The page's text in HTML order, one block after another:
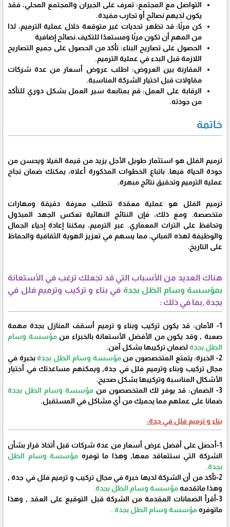
التواصل مع المجتمع: تعرف على الجيران والمجتمع المحلي، فقد
يكون لديهم نصائح أو تجارب مفيدة.
كن مرنًا: قد تظهر تحديات غير متوقعة خلال عملية الترميم، لذا
من المهم أن تكون مرنًا ومستعدًا للتكيف.نصائح إضافية
الحصول على تصاريح البناء: تأكد من الحصول على جميع التصاريح
اللازمة قبل البدء في عملية الترميم.
المقارنة بين العروض: اطلب عروض أسعار من عدة شركات
مقاولات قبل اختيار الشركة المناسبة.
الرقابة على العمل: قم بمتابعة سير العمل بشكل دوري للتأكد
من جودته.
خاتمة
ترميم الفلل هو استثمار طويل الأجل يزيد من قيمة الفيلا ويحسن من
جودة الحياة فيها. باتباع الخطوات المذكورة أعلاه، يمكنك ضمان نجاح
عملية الترميم وتحقيق نتائج مبهرة.
ترميم الفلل هو عملية معقدة تتطلب معرفة دقيقة ومهارات
متخصصة. ومع ذلك، فإن النتائج النهائية تعكس الجهد المبذول
وتحافظ على التراث المعماري. عبر الترميم، يمكننا إعادة إحياء الجمال
والوظيفة لهذه المباني، مما يسهم في تعزيز الهوية الثقافية والحفاظ
على التاريخ.
هناك العديد من الأسباب التي قد تجعلك ترغب في الأستعانة
بمؤسسة وسام الظل بجدة في بناء و تركيب وترميم فلل في
بجدة ,بما في ذلك :
1- الأمان: قد يكون تركيب وبناء و ترميم أسقف المنازل بجدة مهمة
صعبة , وقد يكون من الأفضل الأستعانة بالخبراء منمؤسسة وسام
الظل بجدةلضمان تركيبها بشكل آمن.
2- الخبرة: يتمتع المتخصصون من
مؤسسة وسام الظل بجدةبخبرة في
مجال تركيب وبناء وترميم فلل في جدة, ويمكنهم مساعدتك في أختيار
الأشكال المناسبة وتركيبها بشكل صحيح.
3- الضمان: قد يوفر لك المتخصصون من
مؤسسة وسام الظل بجدة
ضمانا على عملهم مما يحميك من أي مشاكل في المستقبل.
بناء و ترميم فلل في جدة:
1-أحصل على أفضل عرض أسعار من عدة شركات قبل أتخاذ قرار بشأن
الشركة التي ستتعاقد معها, وهذا ما توفره مؤسسة وسام الظل
بجدة.
2-تأكد من أن الشركة لديها خبرة في مجال تركيب و ترميم فلل في جدة ,
وهذا ماتقدمهمؤسسة وسام الظل بجدة.
3-أقرأ الضمانات المقدمة من الشركة قبل التوقيع على العقد , وهذا
ماتوفرهمؤسسة وسام الظل بجدة .